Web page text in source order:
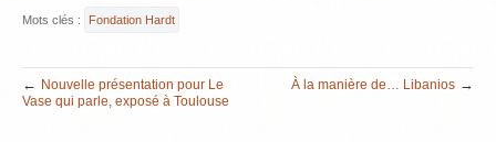
Mots clés : Fondation Hardt
←
Nouvelle présentation pour Le
Vase qui parle, exposé à Toulouse
À la manière de… Libanios →